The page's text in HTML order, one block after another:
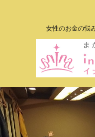
女性のお金の悩